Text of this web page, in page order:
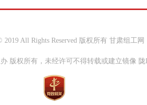
2019 All Rights Reserved 版权所有 甘肃组工网
版权所有，未经许可不得转载或建立镜像 陇